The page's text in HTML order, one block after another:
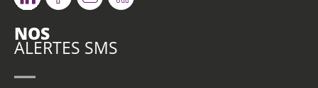
NOS
ALERTES SMS